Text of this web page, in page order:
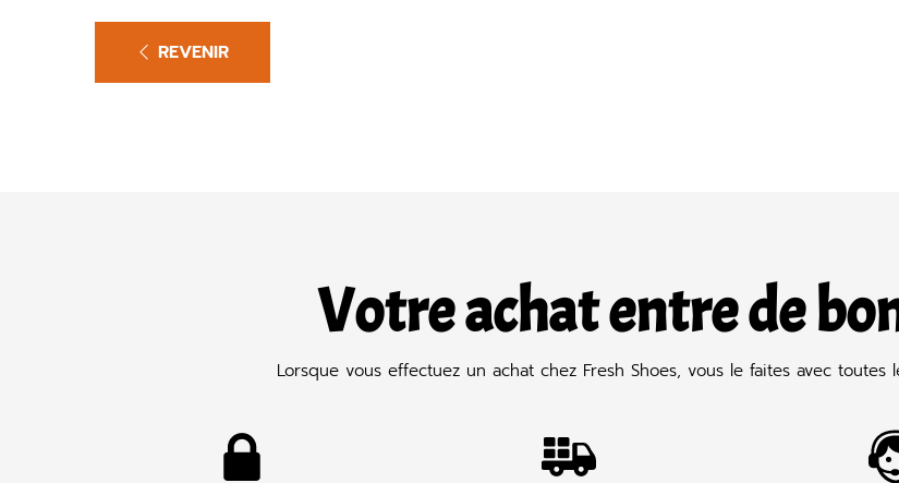
REVENIR
Votre achat entre de
Lorsque vous effectuez un achat chez Fresh Shoes, vous le faites avec